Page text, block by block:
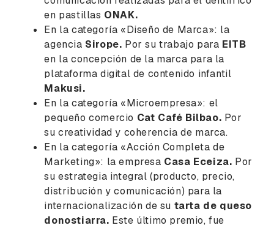
en pastillas ONAK.
En la categoría «Diseño de Marca»: la
agencia Sirope. Por su trabajo para EITB
en la concepción de la marca para la
plataforma digital de contenido infantil
Makusi.
En la categoría «Microempresa»: el
pequeño comercio Cat Café Bilbao. Por
su creatividad y coherencia de marca.
En la categoría «Acción Completa de
Marketing»: la empresa Casa Eceiza. Por
su estrategia integral (producto, precio,
distribución y comunicación) para la
internacionalización de su tarta de queso
donostiarra. Este último premio, fue